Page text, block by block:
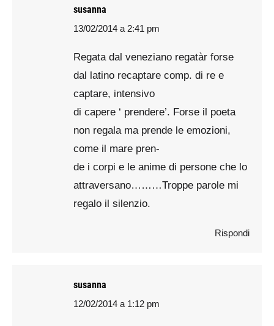
susanna
says:
13/02/2014 a 2:41 pm
Regata dal veneziano regatàr forse
dal latino recaptare comp. di re e
captare, intensivo
di capere ‘ prendere’. Forse il poeta
non regala ma prende le emozioni,
come il mare pren-
de i corpi e le anime di persone che lo
attraversano………Troppe parole mi
regalo il silenzio.
Rispondi
susanna
says:
12/02/2014 a 1:12 pm